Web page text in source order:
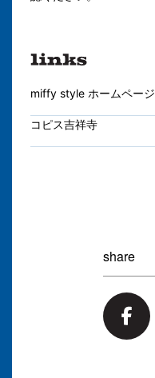
miffy style ホームページ
コピス吉祥寺
share